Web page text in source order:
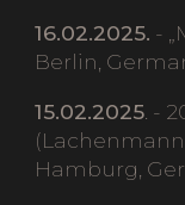
16.02.2025. -
Berlin,
15.02.2025 . -
Hamburg,